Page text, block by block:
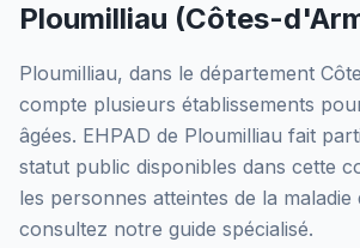
Ploumilliau (Côtes-
Ploumilliau, dans le département
compte plusieurs établissements
âgées. EHPAD de Ploumilliau fait
statut public disponibles dans cette
les personnes atteintes de la maladie
consultez notre guide spécialisé.